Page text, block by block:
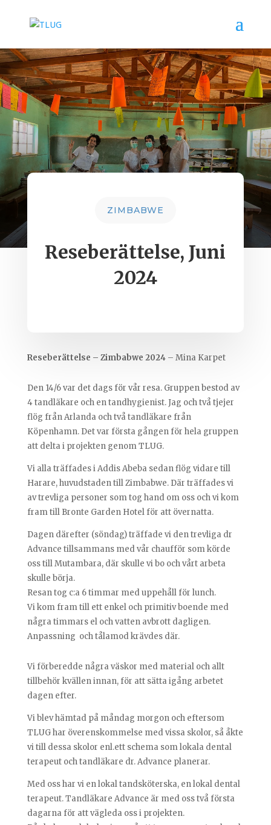
ZIMBABWE
Reseberättelse, Juni
2024
Reseberättelse – Zimbabwe 2024– Mina Karpet
Den 14/6 var det dags för vår resa. Gruppen bestod av
4 tandläkare och en tandhygienist. Jag och två tjejer
flög från Arlanda och två tandläkare från
Köpenhamn. Det var första gången för hela gruppen
att delta i projekten genom TLUG.
Vi alla träffades i Addis Abeba sedan flög vidare till
Harare, huvudstaden till Zimbabwe. Där träffades vi
av trevliga personer som tog hand om oss och vi kom
fram till Bronte Garden Hotel för att övernatta.
Dagen därefter (söndag) träffade vi den trevliga dr
Advance tillsammans med vår chaufför som körde
oss till Mutambara, där skulle vi bo och vårt arbeta
skulle börja.
Resan tog c:a 6 timmar med uppehåll för lunch.
Vi kom fram till ett enkel och primitiv boende med
några timmars el och vatten avbrott dagligen.
Anpassning och tålamod krävdes där.
Vi förberedde några väskor med material och allt
tillbehör kvällen innan, för att sätta igång arbetet
dagen efter.
Vi blev hämtad på måndag morgon och eftersom
TLUG har överenskommelse med vissa skolor, så åkte
vi till dessa skolor enl.ett schema som lokala dental
terapeut och tandläkare dr. Advance planerar.
Med oss har vi en lokal tandsköterska, en lokal dental
terapeut. Tandläkare Advance är med oss två första
dagarna för att vägleda oss i projekten.